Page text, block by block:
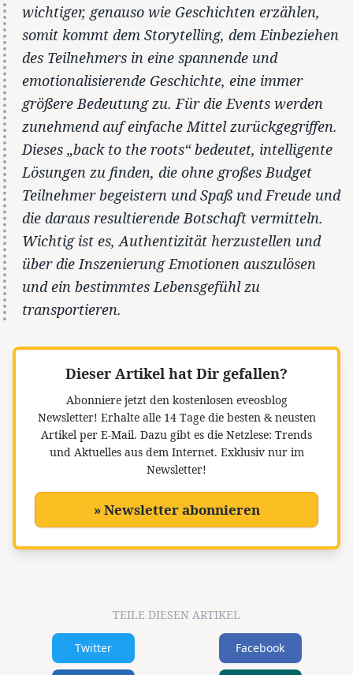
wichtiger, genauso wie Geschichten erzählen,
somit kommt dem Storytelling, dem Einbeziehen
des Teilnehmers in eine spannende und
emotionalisierende Geschichte, eine immer
größere Bedeutung zu. Für die Events werden
zunehmend auf einfache Mittel zurückgegriffen.
Dieses „back to the roots“ bedeutet, intelligente
Lösungen zu finden, die ohne großes Budget
Teilnehmer begeistern und Spaß und Freude und
die daraus resultierende Botschaft vermitteln.
Wichtig ist es, Authentizität herzustellen und
über die Inszenierung Emotionen auszulösen
und ein bestimmtes Lebensgefühl zu
transportieren.
Dieser Artikel hat Dir gefallen?
Abonniere jetzt den kostenlosen eveosblog
Newsletter! Erhalte alle 14 Tage die besten & neusten
Artikel per E-Mail. Dazu gibt es die Netzlese: Trends
und Aktuelles aus dem Internet. Exklusiv nur im
Newsletter!
» Newsletter abonnieren
TEILE DIESEN ARTIKEL
Twitter Facebook